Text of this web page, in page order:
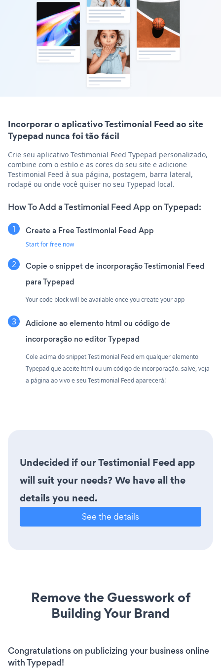
Incorporar o aplicativo Testimonial Feed ao site
Typepad nunca foi tão fácil
Crie seu aplicativo Testimonial Feed Typepad personalizado,
combine com o estilo e as cores do seu site e adicione
Testimonial Feed à sua página, postagem, barra lateral,
rodapé ou onde você quiser no seu Typepad local.
How To Add a Testimonial Feed App on Typepad:
Create a Free Testimonial Feed App
Start for free now
Copie o snippet de incorporação Testimonial Feed
para Typepad
Your code block will be available once you create your app
Adicione ao elemento html ou código de
incorporação no editor Typepad
Cole acima do snippet Testimonial Feed em qualquer elemento
Typepad que aceite html ou um código de incorporação. salve, veja
a página ao vivo e seu Testimonial Feed aparecerá!
Undecided if our Testimonial Feed app
will suit your needs? We have all the
details you need.
See the details
Remove the Guesswork of
Building Your Brand
Congratulations on publicizing your business online
with Typepad!